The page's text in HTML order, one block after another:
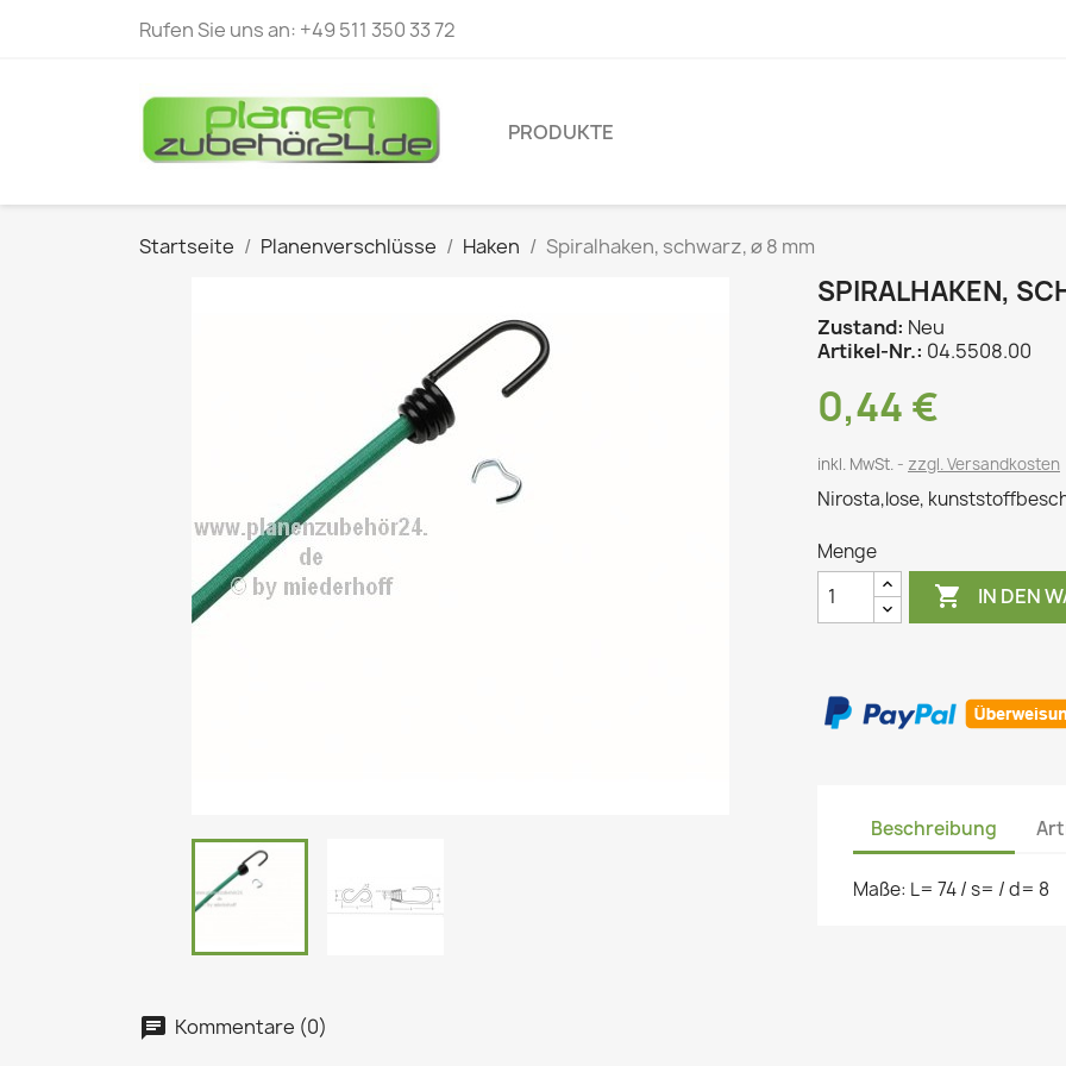
Rufen Sie uns an: +49 511 350 33 72
PRODUKTE
Startseite Planenverschlüsse Haken Spiralhaken, schwarz, ø 8 mm
SPIRALHAKEN,
Zustand: Neu
Artikel-Nr.: 04.5508.00
0,44 €
inkl. MwSt. zzgl. Versandkosten
Nirosta,lose,
Menge
 IN DEN
Beschreibung
Maße: L= 74 / s= / d= 8
Kommentare (0)